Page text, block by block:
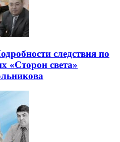
следствия по
«Сторон света»